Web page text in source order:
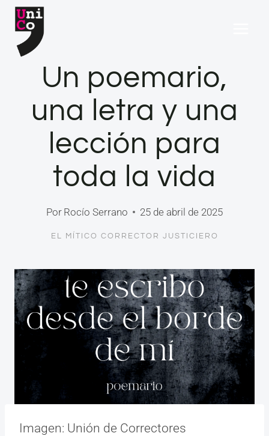
Saltar
contenido
Un poemario,
una letra y una
lección para
toda la vida
Por Rocío Serrano 25 de abril de 2025
EL MÍTICO CORRECTOR JUSTICIERO
Imagen: Unión de Correctores